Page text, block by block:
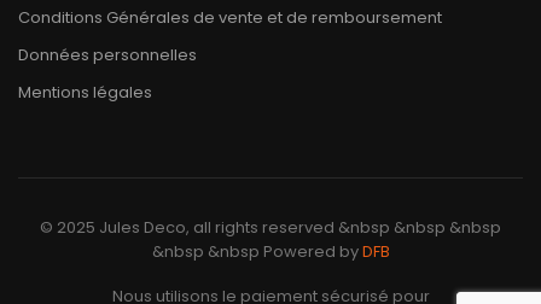
Conditions Générales de vente et de remboursement
Données personnelles
Mentions légales
© 2025 Jules Deco, all rights reserved &nbsp &nbsp &nbsp
&nbsp &nbsp Powered byDFB
Nous utilisons le paiement sécurisé pour